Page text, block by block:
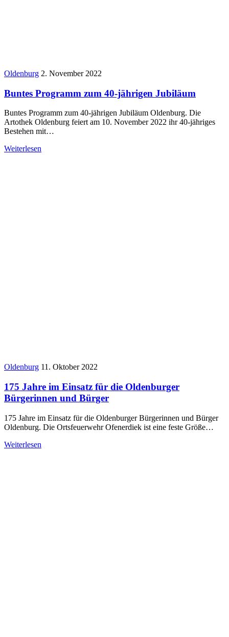
Oldenburg 2. November 2022
Buntes Programm zum 40-jährigen Jubiläum
Buntes Programm zum 40-jährigen Jubiläum Oldenburg. Die
Artothek Oldenburg feiert am 10. November 2022 ihr 40-jähriges
Bestehen mit…
Weiterlesen
Oldenburg 11. Oktober 2022
175 Jahre im Einsatz für die Oldenburger
Bürgerinnen und Bürger
175 Jahre im Einsatz für die Oldenburger Bürgerinnen und Bürger
Oldenburg. Die Ortsfeuerwehr Ofenerdiek ist eine feste Größe…
Weiterlesen